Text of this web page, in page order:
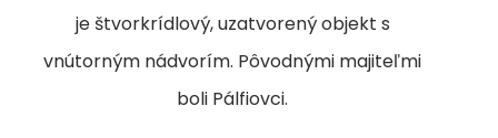
je štvorkrídlový, uzatvorený objekt s
vnútorným nádvorím. Pôvodnými majiteľmi
boli Pálfiovci.